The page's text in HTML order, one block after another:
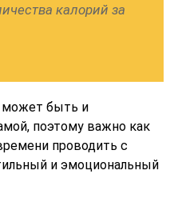
калорий за
может быть и
поэтому важно как
проводить с
и эмоциональный